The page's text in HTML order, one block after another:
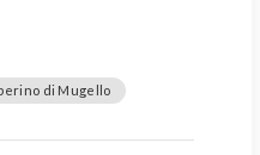
di Mugello